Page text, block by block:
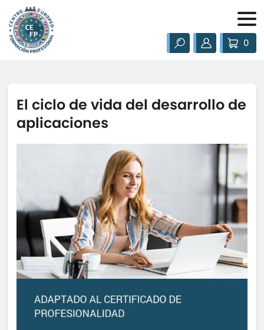
0
El ciclo de vida del desarrollo de
aplicaciones